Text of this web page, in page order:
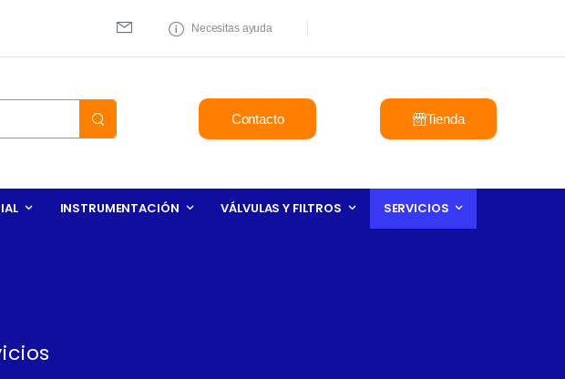
Necesitas ayuda
Contacto Tienda
INSTRUMENTACIÓN VÁLVULAS Y FILTROS SERVICIOS